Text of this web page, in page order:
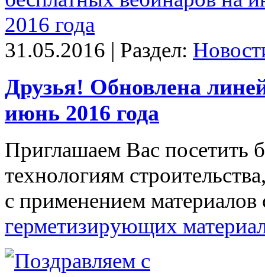
31.05.2016 | Раздел:
Друзья! Обновлена
июнь 2016 года
Приглашаем Вас посетить
технологиям
с применением
герметизирующих